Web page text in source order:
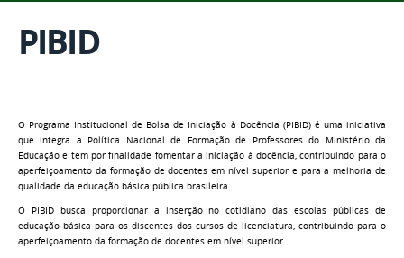
PIBID
O Programa Institucional de Bolsa de Iniciação à Docência (PIBID) é uma iniciativa
que integra a Política Nacional de Formação de Professores do Ministério da
Educação e tem por finalidade fomentar a iniciação à docência, contribuindo para o
aperfeiçoamento da formação de docentes em nível superior e para a melhoria de
qualidade da educação básica pública brasileira.
O PIBID busca proporcionar a inserção no cotidiano das escolas públicas de
educação básica para os discentes dos cursos de licenciatura, contribuindo para o
aperfeiçoamento da formação de docentes em nível superior.